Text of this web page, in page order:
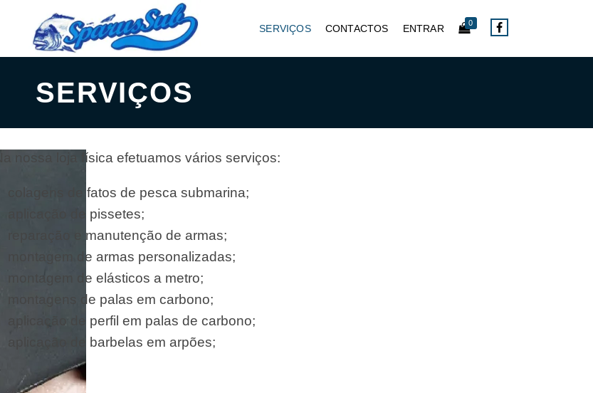
SERVIÇOS CONTACTOS ENTRAR 0
SERVIÇOS
Na nossa loja física efetuamos vários serviços:
colagens de fatos de pesca submarina;
aplicação de pissetes;
reparação e manutenção de armas;
montagem de armas personalizadas;
montagem de elásticos a metro;
montagens de palas em carbono;
aplicação de perfil em palas de carbono;
aplicação de barbelas em arpões;